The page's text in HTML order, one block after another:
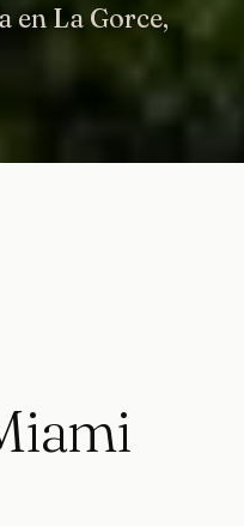
en La Gorce,